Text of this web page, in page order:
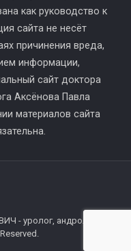
как руководство к
сайта не несёт
причинения вреда,
информации,
сайт доктора
Аксёнова Павла
материалов сайта
- уролог, андролог,